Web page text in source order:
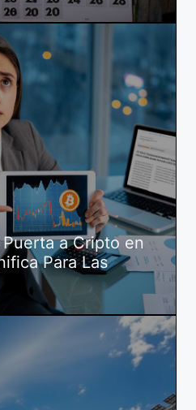
a Cripto en
Para Las